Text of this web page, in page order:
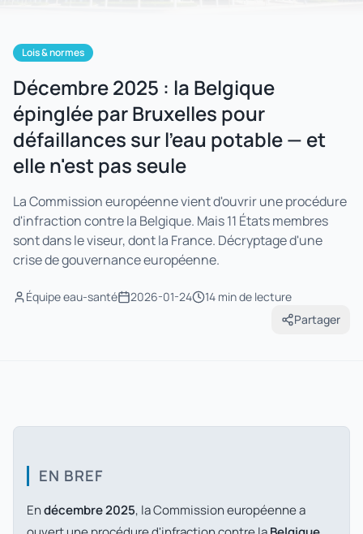
Lois & normes
Décembre 2025 : la Belgique
épinglée par Bruxelles pour
défaillances sur l'eau potable — et
elle n'est pas seule
La Commission européenne vient d'ouvrir une procédure
d'infraction contre la Belgique. Mais 11 États membres
sont dans le viseur, dont la France. Décryptage d'une
crise de gouvernance européenne.
Équipe eau-santé 2026-01-24 14 minde lecture
Partager
EN BREF
Endécembre 2025, la Commission européenne a